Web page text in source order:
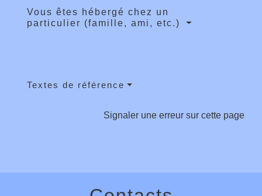
Vous êtes hébergé chez un
particulier (famille, ami, etc.)
Textes de référence
Signaler une erreur sur cette page